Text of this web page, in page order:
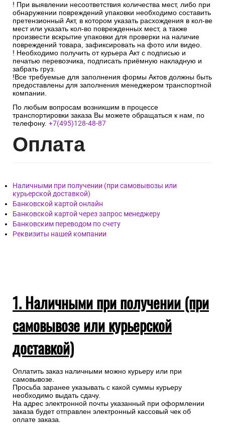
! При выявлении несоответствия количества мест, либо при
обнаружении повреждений упаковки необходимо составить
претензионный Акт, в котором указать расхождения в кол-ве
мест или указать кол-во поврежденных мест, а также
произвести вскрытие упаковки для проверки на наличие
повреждений товара, зафиксировать на фото или видео.
! Необходимо получить от курьера Акт с подписью и
печатью перевозчика, подписать приёмную накладную и
забрать груз.
!Все требуемые для заполнения формы Актов должны быть
предоставлены для заполнения менеджером транспортной
компании.
По любым вопросам возникшим в процессе
транспортировки заказа Вы можете обращаться к нам, по
телефону. +7(495)128-48-87
Оплата
Наличными при получении (при самовывозы или
курьерской доставкой)
Банковской картой онлайн
Банковской картой через запрос менеджеру
Банковским переводом по счету
Реквизиты нашей компании
1. Наличными при получении (при
самовывозе или курьерской
доставкой)
Оплатить заказ наличными можно курьеру или при
самовывозе.
Просьба заранее указывать с какой суммы курьеру
необходимо выдать сдачу.
На адрес электронной почты указанный при оформлении
заказа будет отправлен электронный кассовый чек об
оплате заказа.